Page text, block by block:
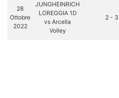
28
Ottobre
2022
JUNGHEINRICH
LOREGGIA 1D
vs Arcella
Volley
2 - 3